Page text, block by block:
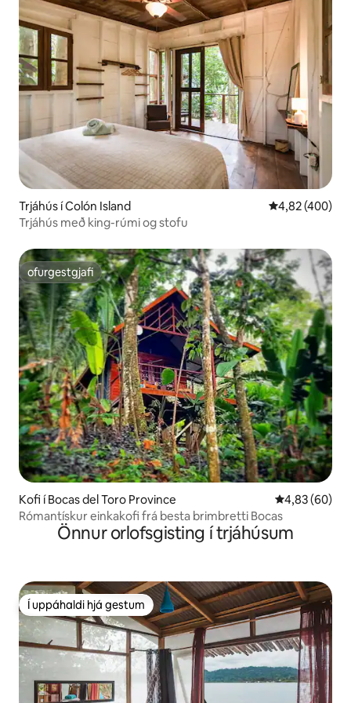
Trjáhús í Colón Island 4,82 af 5 í
4,82 (400)
Trjáhús með king-rúmi og stofu
ofurgestgjafi
ofurgestgjafi
Kofi í Bocas del Toro Province 4,83 af 5 í
4,83 (60)
Rómantískur einkakofi frá besta brimbretti Bocas
Önnur orlofsgisting í trjáhúsum
Í uppáhaldi hjá gestum
Í uppáhaldi hjá gestum